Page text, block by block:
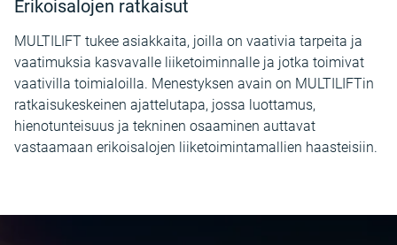
Erikoisalojen ratkaisut
MULTILIFT tukee asiakkaita, joilla on vaativia tarpeita ja
vaatimuksia kasvavalle liiketoiminnalle ja jotka toimivat
vaativilla toimialoilla. Menestyksen avain on MULTILIFTin
ratkaisukeskeinen ajattelutapa, jossa luottamus,
hienotunteisuus ja tekninen osaaminen auttavat
vastaamaan erikoisalojen liiketoimintamallien haasteisiin.